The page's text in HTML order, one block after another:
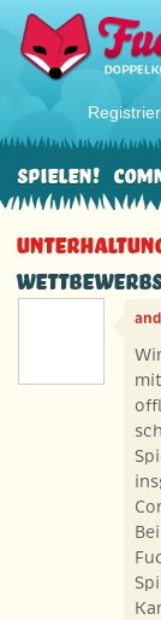
Spielen!